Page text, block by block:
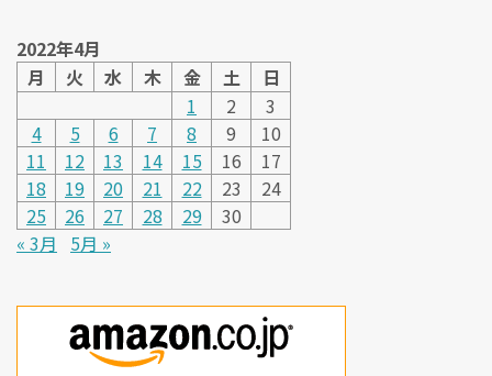
2022年4月
月
火 水 木 金 土
日
1
2
3
4
5 6 7 8 9
10
11
12 13 14 15 16
17
18
19 20 21 22 23
24
25
26 27 28 29
30
« 3月
5月 »